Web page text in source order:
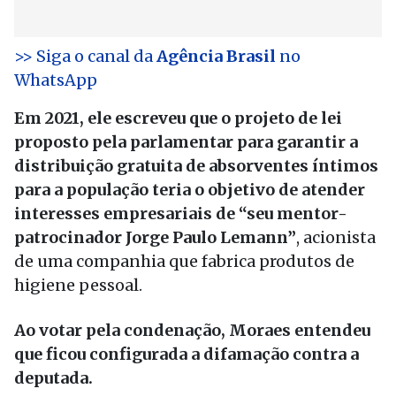
>> Siga o canal daAgência Brasil no
WhatsApp
Em 2021, ele escreveu que o projeto de lei
proposto pela parlamentar para garantir a
distribuição gratuita de absorventes íntimos
para a população teria o objetivo de atender
interesses empresariais de “seu mentor-
patrocinador Jorge Paulo Lemann”, acionista
de uma companhia que fabrica produtos de
higiene pessoal.
Ao votar pela condenação, Moraes entendeu
que ficou configurada a difamação contra a
deputada.